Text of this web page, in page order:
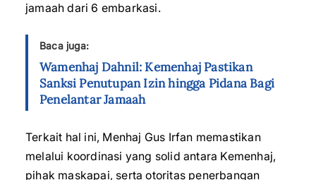
jamaah dari 6 embarkasi.
Baca juga:
Wamenhaj Dahnil: Kemenhaj Pastikan
Sanksi Penutupan Izin hingga Pidana Bagi
Penelantar Jamaah
Terkait hal ini, Menhaj Gus Irfan memastikan
melalui koordinasi yang solid antara Kemenhaj,
pihak maskapai, serta otoritas penerbangan